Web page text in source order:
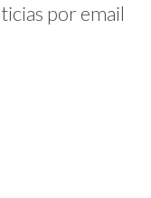
por email